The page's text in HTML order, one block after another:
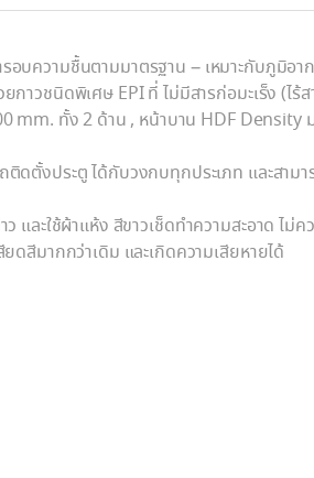
อบความชื้นตามมาตรฐาน – เหมาะกับภูมิอา
าวชนิดพิเศษ EPI ที่ ไม่มีสารก่อมะเร็ง (ไร้
mm. ทั้ง 2 ด้าน , หน้าบาน HDF Density
ตั้งประตู ได้กับวงกบทุกประเภท และสามาร
ละใช้ผ้าแห้ง สีขาวเช็ดทำความสะอาด ไม่ค
ดสีมากกว่าเดิม และเกิดความเสียหายได้